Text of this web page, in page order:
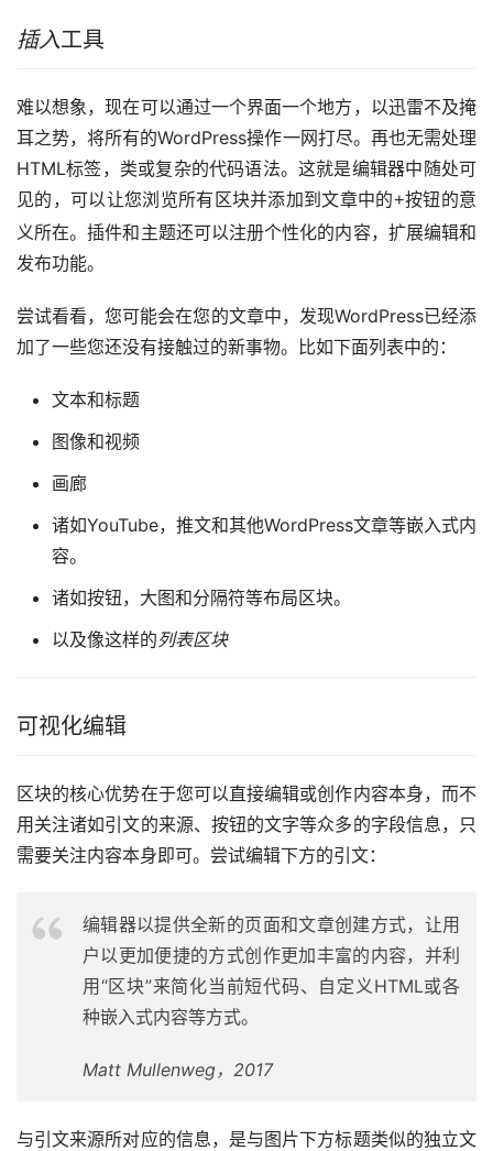
插入工具
难以想象，现在可以通过一个界面一个地方，以迅雷不及掩
耳之势，将所有的WordPress操作一网打尽。再也无需处理
HTML标签，类或复杂的代码语法。这就是编辑器中随处可
见的，可以让您浏览所有区块并添加到文章中的+按钮的意
义所在。插件和主题还可以注册个性化的内容，扩展编辑和
发布功能。
尝试看看，您可能会在您的文章中，发现WordPress已经添
加了一些您还没有接触过的新事物。比如下面列表中的：
文本和标题
图像和视频
画廊
诸如YouTube，推文和其他WordPress文章等嵌入式内
容。
诸如按钮，大图和分隔符等布局区块。
以及像这样的列表区块
可视化编辑
区块的核心优势在于您可以直接编辑或创作内容本身，而不
用关注诸如引文的来源、按钮的文字等众多的字段信息，只
需要关注内容本身即可。尝试编辑下方的引文：
编辑器以提供全新的页面和文章创建方式，让用
户以更加便捷的方式创作更加丰富的内容，并利
用“区块”来简化当前短代码、自定义HTML或各
种嵌入式内容等方式。
Matt Mullenweg，2017
与引文来源所对应的信息，是与图片下方标题类似的独立文